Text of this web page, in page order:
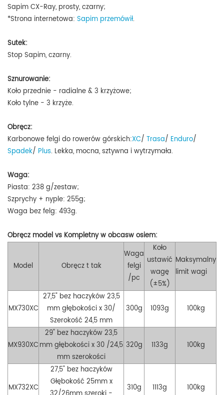
Sapim CX-Ray, prosty, czarny;
*Strona internetowa: Sapim przemówił.
Sutek:
Stop Sapim, czarny.
Sznurowanie:
Koło przednie - radialne & 3 krzyżowe;
Koło tylne - 3 krzyże.
Obręcz:
Karbonowe felgi do rowerów górskich:XC/ Trasa/ Enduro/
Spadek/ Plus. Lekka, mocna, sztywna i wytrzymała.
Waga:
Piasta: 238 g/zestaw;
Szprychy + nyple: 255g;
Waga bez felg: 493g.
Obręcz model vs Kompletny wobcaswosiem:
Model Obręcz ttak
Waga
felgi
/pc
Koło
ustawić
wagę
(±5%)
Maksymalny
limit wagi
MX730XC
27,5" bez haczyków23,5
mm głębokości x 30/
Szerokość 24,5 mm
300g 1093g 100kg
MX930XC
29" bez haczyków23,5
mm głębokości x 30 /24,5
mm szerokości
320g 1133g 100kg
MX732XC
27,5" bez haczyków
Głębokość 25mm x
310g 1113g 100kg